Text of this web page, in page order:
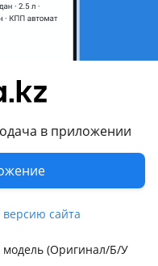
в приложении
сайта
2017 8 поколение (N1),
(N1), 2017 - 2020 8
(Оригинал/Б/У